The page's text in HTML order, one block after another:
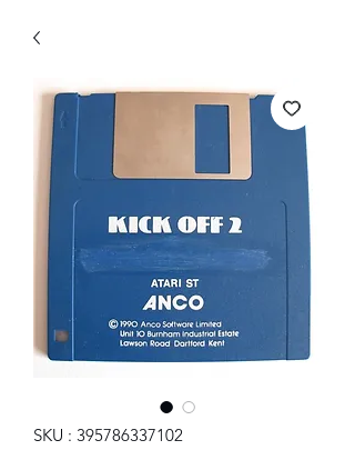
SKU : 395786337102